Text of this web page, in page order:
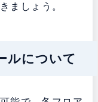
ましょう。
ルについて